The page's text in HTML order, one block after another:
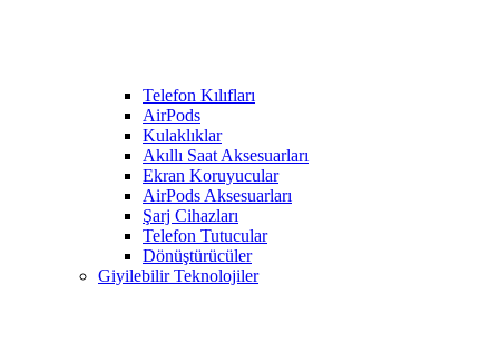
Telefon Kılıfları
AirPods
Kulaklıklar
Akıllı Saat Aksesuarları
Ekran Koruyucular
AirPods Aksesuarları
Şarj Cihazları
Telefon Tutucular
Dönüştürücüler
Giyilebilir Teknolojiler